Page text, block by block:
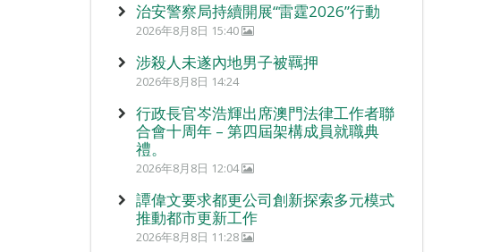
治安警察局持續開展“雷霆2026”行動
2026年8月8日 15:40
涉殺人未遂內地男子被羈押
2026年8月8日 14:24
行政長官岑浩輝出席澳門法律工作者聯
合會十周年 – 第四屆架構成員就職典
禮。
2026年8月8日 12:04
譚偉文要求都更公司創新探索多元模式
推動都市更新工作
2026年8月8日 11:28